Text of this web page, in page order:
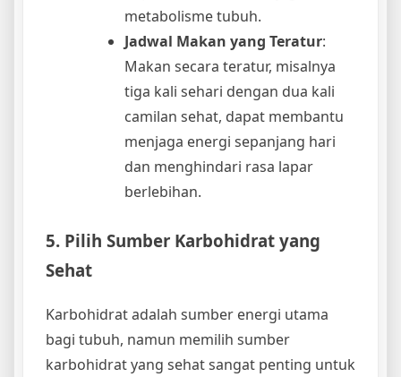
metabolisme tubuh.
Jadwal Makan yang Teratur:
Makan secara teratur, misalnya
tiga kali sehari dengan dua kali
camilan sehat, dapat membantu
menjaga energi sepanjang hari
dan menghindari rasa lapar
berlebihan.
5. Pilih Sumber Karbohidrat yang
Sehat
Karbohidrat adalah sumber energi utama
bagi tubuh, namun memilih sumber
karbohidrat yang sehat sangat penting untuk